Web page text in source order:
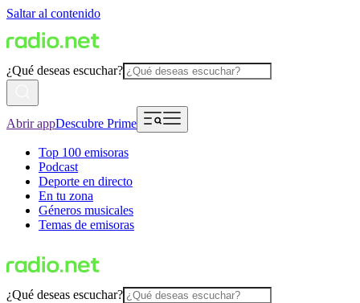
Saltar al contenido
¿Qué deseas escuchar?
Abrir appDescubre Prime
Top 100 emisoras
Podcast
Deporte en directo
En tu zona
Géneros musicales
Temas de emisoras
¿Qué deseas escuchar?